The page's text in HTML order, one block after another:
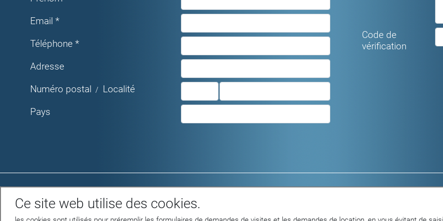
Email *
Téléphone *
Adresse
Numéro postal / Localité
Pays
Code de
vérification
Tél. +41 22 312 04 50 - fax +41 22 312 04
75
Objets en vente
Ce site web utilise des cookies.